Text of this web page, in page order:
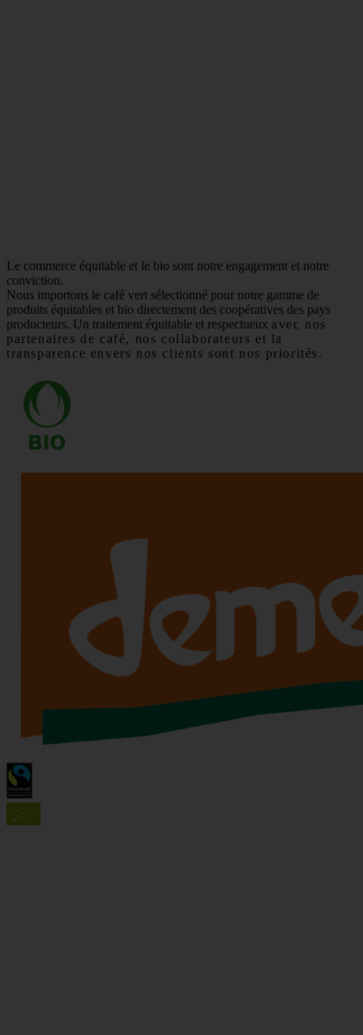
Le commerce équitable et le bio sont notre engagement et notre
conviction.
Nous importons le café vert sélectionné pour notre gamme de
produits équitables et bio directement des coopératives des pays
producteurs. Un traitement équitable et respectueux avec nos
partenaires de café, nos collaborateurs et la
transparence envers nos clients sont nos priorités.